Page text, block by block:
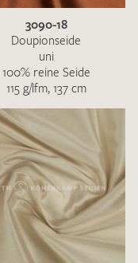
3090-18
Doupionseide
uni
100% reine Seide
115 g/lfm, 137 cm